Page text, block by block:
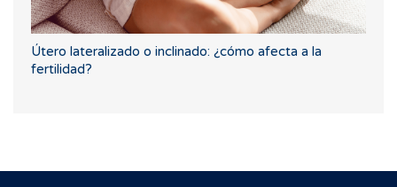
Útero lateralizado o inclinado: ¿cómo afecta a la
fertilidad?